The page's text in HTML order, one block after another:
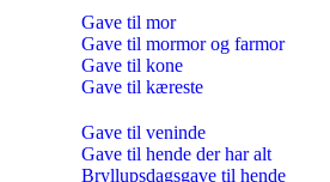
Gave til mor
Gave til mormor og farmor
Gave til kone
Gave til kæreste
Gave til veninde
Gave til hende der har alt
Bryllupsdagsgave til hende